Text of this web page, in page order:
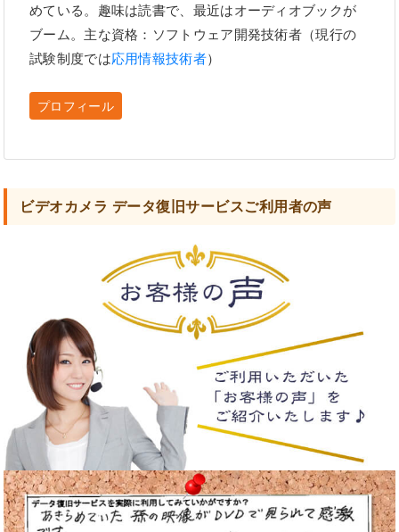
めている。趣味は読書で、最近はオーディオブックが
ブーム。主な資格：ソフトウェア開発技術者（現行の
試験制度では応用情報技術者）
プロフィール
ビデオカメラ データ復旧サービスご利用者の声